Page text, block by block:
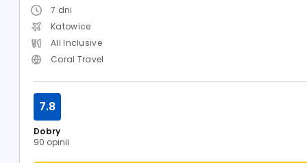
7 dni
Katowice
All Inclusive
Coral Travel
Dobry
90 opinii
7.8